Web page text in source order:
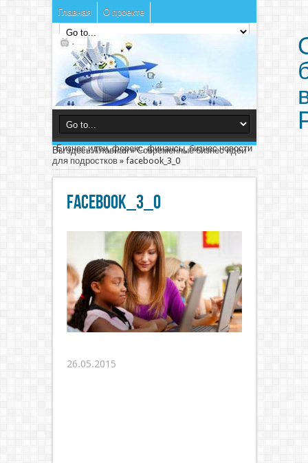
Главная О проекте
Бизнес идеи, форекс, финансы, бизнес новости
Вы здесь:Главная»Современные бизнес идеи
для подростков» facebook_3_0
facebook_3_0
26.05.2015